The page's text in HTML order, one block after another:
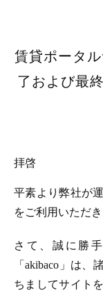
賃貸ポータ
了および最
拝啓
平素より弊社が
をご利用いただ
さて、誠に勝
「akibaco」は、
ちましてサイト